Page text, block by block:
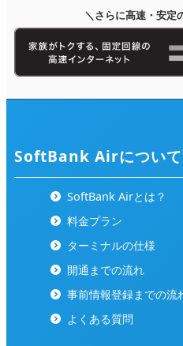
＼さらに高速・安定
SoftBank Airについて
SoftBank Airとは？
料金プラン
ターミナルの仕様
開通までの流れ
事前情報登録までの流
よくある質問